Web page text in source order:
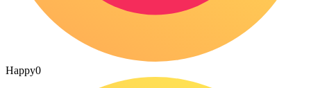
Happy0